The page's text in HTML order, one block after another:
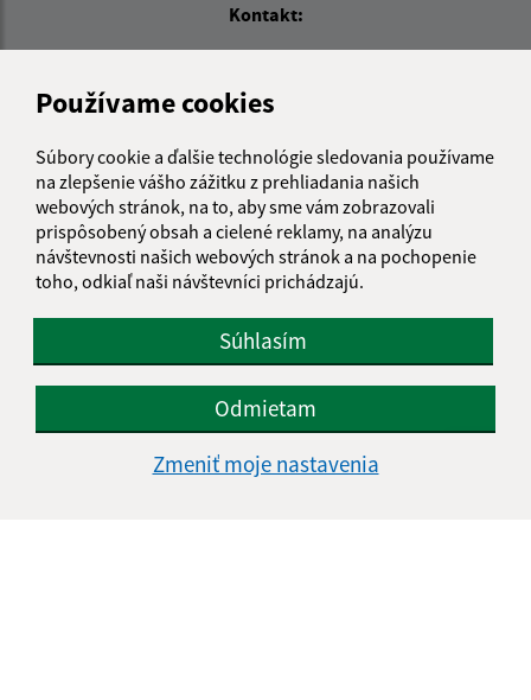
Používame cookies
Súbory cookie a ďalšie technológie sledovania používame
na zlepšenie vášho zážitku z prehliadania našich
webových stránok, na to, aby sme vám zobrazovali
prispôsobený obsah a cielené reklamy, na analýzu
návštevnosti našich webových stránok a na pochopenie
toho, odkiaľ naši návštevníci prichádzajú.
Súhlasím
Odmietam
Zmeniť moje nastavenia
Kontakt:
Vyšná Šebastová 157
080 06 Prešov
urad@vysnasebastova.sk
+421 517 765 907
IČO: 00328006